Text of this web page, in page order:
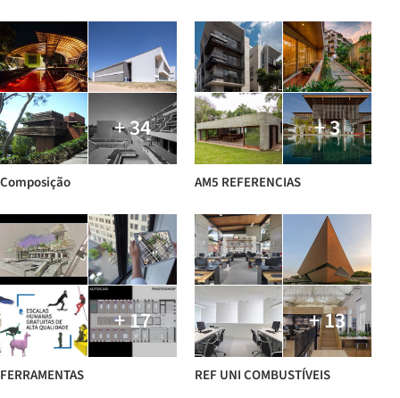
+ 34
Composição
+ 3
AM5 REFERENCIAS
+ 17
FERRAMENTAS
+ 13
REF UNI COMBUSTÍVEIS